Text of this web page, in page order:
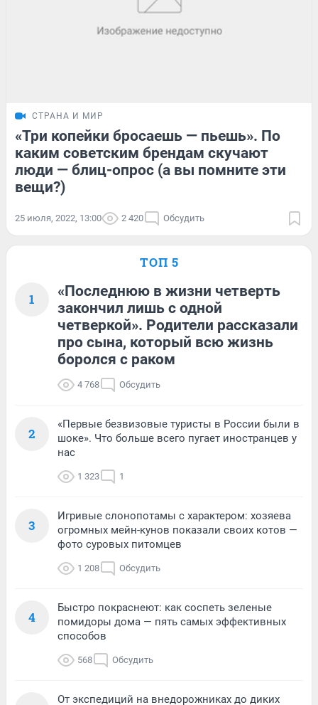
СТРАНА И МИР
«Три копейки бросаешь — пьешь». По
каким советским брендам скучают
люди — блиц-опрос (а вы помните эти
вещи?)
25 июля, 2022, 13:00 2 420 Обсудить
ТОП 5
1
«Последнюю в жизни четверть
закончил лишь с одной
четверкой». Родители рассказали
про сына, который всю жизнь
боролся с раком
4 768 Обсудить
2
«Первые безвизовые туристы в России были в
шоке». Что больше всего пугает иностранцев у
нас
1 323 1
3
Игривые слонопотамы с характером: хозяева
огромных мейн-кунов показали своих котов —
фото суровых питомцев
1 208 Обсудить
4
Быстро покраснеют: как соспеть зеленые
помидоры дома — пять самых эффективных
способов
568 Обсудить
От экспедиций на внедорожниках до диких